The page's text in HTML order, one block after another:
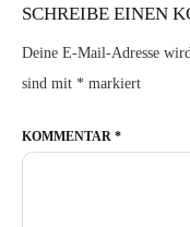
SCHREIBE EINEN
Deine E-Mail-Adresse
sind mit * markiert
KOMMENTAR *